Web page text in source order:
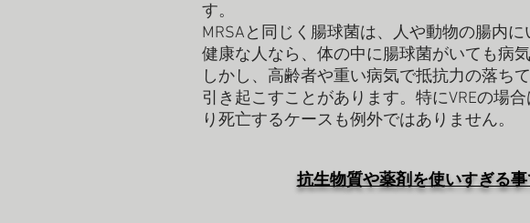
す。
MRSAと同じく腸球菌は、人や動物の腸内に
健康な人なら、体の中に腸球菌がいても病気
しかし、高齢者や重い病気で抵抗力の落ち
引き起こすことがあります。特にVREの場
り死亡するケースも例外ではありません。
抗生物質や薬剤を使いすぎる事